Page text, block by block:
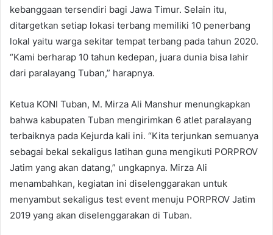
kebanggaan tersendiri bagi Jawa Timur. Selain itu,
ditargetkan setiap lokasi terbang memiliki 10 penerbang
lokal yaitu warga sekitar tempat terbang pada tahun 2020.
“Kami berharap 10 tahun kedepan, juara dunia bisa lahir
dari paralayang Tuban,” harapnya.
Ketua KONI Tuban, M. Mirza Ali Manshur menungkapkan
bahwa kabupaten Tuban mengirimkan 6 atlet paralayang
terbaiknya pada Kejurda kali ini. “Kita terjunkan semuanya
sebagai bekal sekaligus latihan guna mengikuti PORPROV
Jatim yang akan datang,” ungkapnya. Mirza Ali
menambahkan, kegiatan ini diselenggarakan untuk
menyambut sekaligus test event menuju PORPROV Jatim
2019 yang akan diselenggarakan di Tuban.